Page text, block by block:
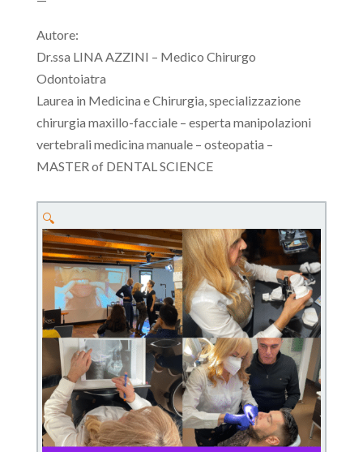
Autore:
Dr.ssa LINA AZZINI – Medico Chirurgo
Odontoiatra
Laurea in Medicina e Chirurgia, specializzazione
chirurgia maxillo-facciale – esperta manipolazioni
vertebrali medicina manuale – osteopatia –
MASTER of DENTAL SCIENCE
🔍